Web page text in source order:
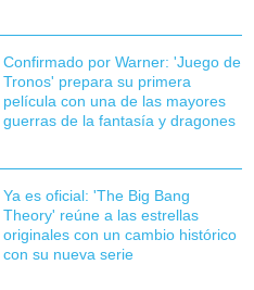
Confirmado por Warner: 'Juego de
Tronos' prepara su primera
película con una de las mayores
guerras de la fantasía y dragones
Ya es oficial: 'The Big Bang
Theory' reúne a las estrellas
originales con un cambio histórico
con su nueva serie